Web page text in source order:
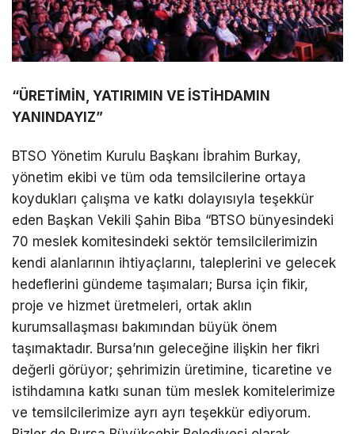
“ÜRETİMİN, YATIRIMIN VE İSTİHDAMIN
YANINDAYIZ”
BTSO Yönetim Kurulu Başkanı İbrahim Burkay,
yönetim ekibi ve tüm oda temsilcilerine ortaya
koydukları çalışma ve katkı dolayısıyla teşekkür
eden Başkan Vekili Şahin Biba “BTSO bünyesindeki
70 meslek komitesindeki sektör temsilcilerimizin
kendi alanlarının ihtiyaçlarını, taleplerini ve gelecek
hedeflerini gündeme taşımaları; Bursa için fikir,
proje ve hizmet üretmeleri, ortak aklın
kurumsallaşması bakımından büyük önem
taşımaktadır. Bursa’nın geleceğine ilişkin her fikri
değerli görüyor; şehrimizin üretimine, ticaretine ve
istihdamına katkı sunan tüm meslek komitelerimize
ve temsilcilerimize ayrı ayrı teşekkür ediyorum.